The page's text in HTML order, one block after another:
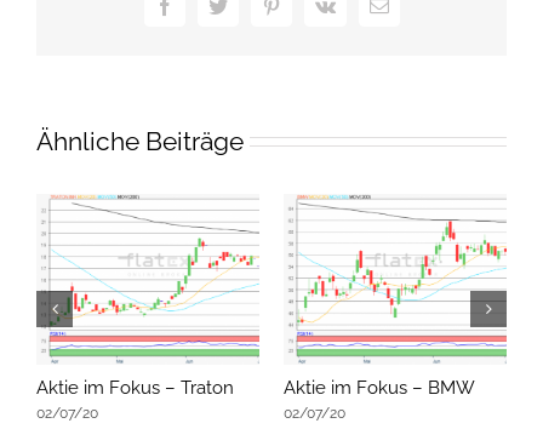
FacebookTwitterPinterest
Vk
E-
Ähnliche Beiträge
Aktie im Fokus – Traton
02/07/20
Aktie im Fokus – BMW
02/07/20